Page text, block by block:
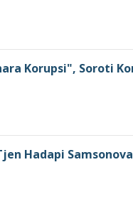
Korupsi", Soroti
Hadapi